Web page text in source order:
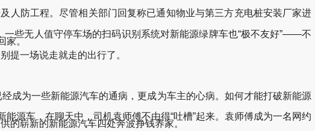
防工程。尽管相关部门回复称已通知物业与第三方充电桩安装厂家进
些无人值守停车场的扫码识别系统对新能源绿牌车也“极不友好”——不
家。
一场说走就走的出行了。
为一些新能源汽车的通病，更成为车主的心病。如何才能打破新能源
车，在聊天中，司机袁师傅不由得“吐槽”起来。袁师傅成为一名网约
的崭新的新能源汽车四处奔波挣钱养家。